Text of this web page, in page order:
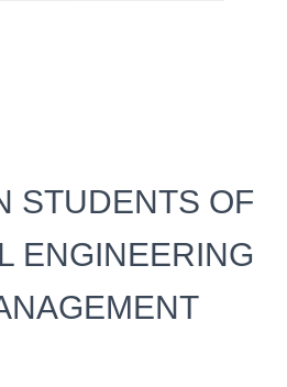
STUDENTS OF
ENGINEERING